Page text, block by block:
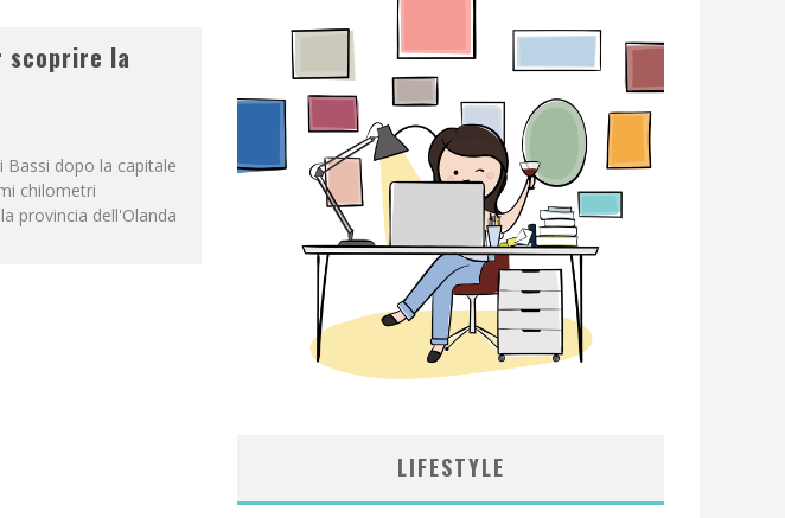
scoprire la
Bassi dopo la capitale
chilometri
provincia dell'Olanda
LIFESTYLE